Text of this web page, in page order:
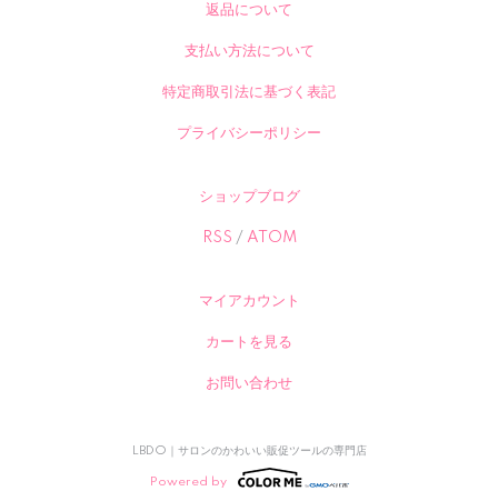
返品について
支払い方法について
特定商取引法に基づく表記
プライバシーポリシー
ショップブログ
RSS / ATOM
マイアカウント
カートを見る
お問い合わせ
LBDO｜サロンのかわいい販促ツールの専門店
Powered by